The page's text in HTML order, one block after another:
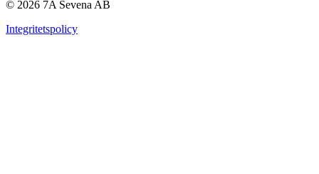
© 2026 7A Sevena AB
Integritetspolicy